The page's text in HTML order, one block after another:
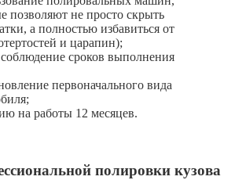
позволяют не просто скрыть
а полностью избавиться от
и царапин);
соблюдение сроков выполнения
первоначального вида
на работы 12 месяцев.
полировки кузова